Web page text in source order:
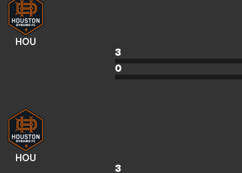
HOU
3
0
HOU
3